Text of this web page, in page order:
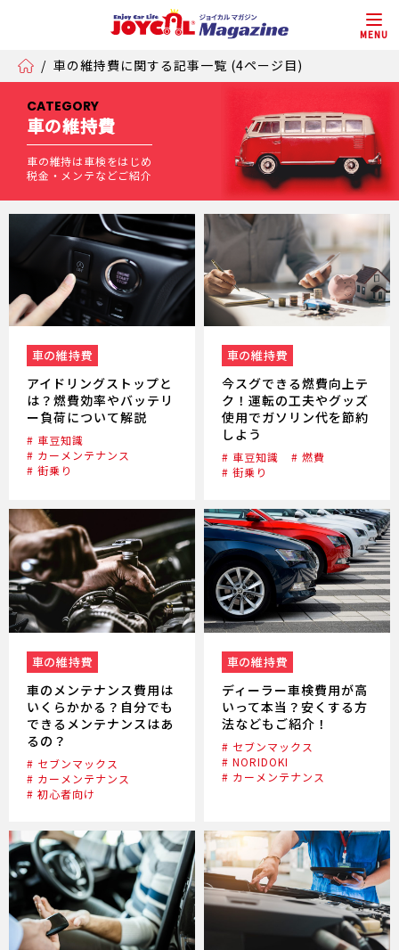
MENU
/ 車の維持費に関する記事一覧 (4ページ目)
CATEGORY
車の維持費
車の維持は車検をはじめ
税金・メンテなどご紹介
車の維持費
アイドリングストップと
は？燃費効率やバッテリ
ー負荷について解説
# 車豆知識
# カーメンテナンス
# 街乗り
車の維持費
今スグできる燃費向上テ
ク！運転の工夫やグッズ
使用でガソリン代を節約
しよう
# 車豆知識
# 燃費
# 街乗り
車の維持費
車のメンテナンス費用は
いくらかかる？自分でも
できるメンテナンスはあ
るの？
# セブンマックス
# カーメンテナンス
# 初心者向け
車の維持費
ディーラー車検費用が高
いって本当？安くする方
法などもご紹介！
# セブンマックス
# NORIDOKI
# カーメンテナンス